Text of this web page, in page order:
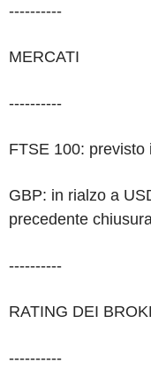
----------
MERCATI
----------
FTSE 100:
GBP: in rialzo a
precedente
----------
RATING DEI
----------